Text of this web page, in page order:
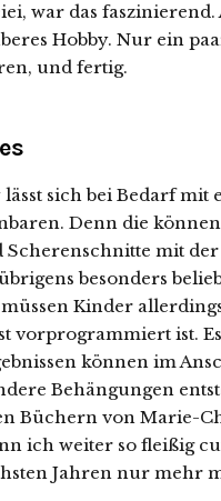
war das
Hobby. Nur ein
und fertig.
sich bei Bedarf
Denn die
Scherenschnitte mit
besonders
müssen Kinder
vorprogrammiert ist.
können im
Behängungen
Büchern von Marie-
ich weiter so fleißig
Jahren nur mehr